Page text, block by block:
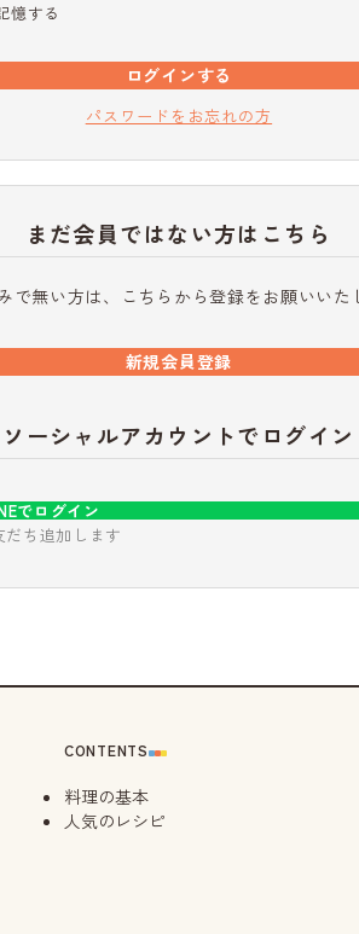
憶する
ログインする
パスワードをお忘れの方
まだ会員ではない方はこちら
で無い方は、こちらから登録をお願いいた
新規会員登録
ソーシャルアカウントでログイン
でログイン
ち追加します
CONTENTS
料理の基本
人気のレシピ